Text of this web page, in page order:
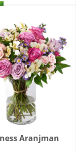
Aranjman